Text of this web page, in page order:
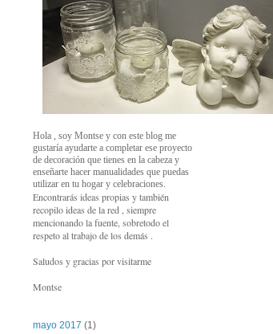
Hola , soy Montse y con este blog me
gustaría ayudarte a completar ese proyecto
de decoración que tienes en la cabeza y
enseñarte hacer manualidades que puedas
utilizar en tu hogar y celebraciones.
Encontrarás ideas propias y también
recopilo ideas de la red , siempre
mencionando la fuente, sobretodo el
respeto al trabajo de los demás .
Saludos y gracias por visitarme
Montse
mayo 2017 (1)